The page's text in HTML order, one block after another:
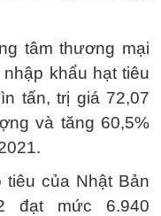
tâm thương mại
khẩu hạt tiêu
tấn, trị giá 72,07
và tăng 60,5%
tiêu của Nhật Bản
đạt mức 6.940